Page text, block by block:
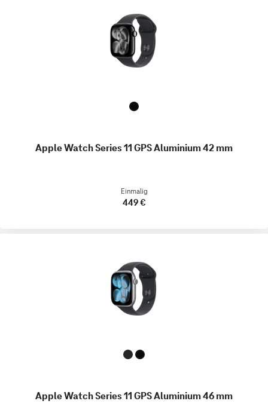
Apple Watch Series 11 GPS Aluminium 42 mm
Einmalig
449 €
Apple Watch Series 11 GPS Aluminium 46 mm